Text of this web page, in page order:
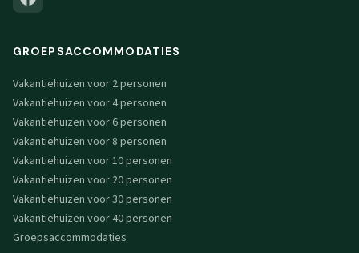
GROEPSACCOMMODATIES
Vakantiehuizen voor 2 personen
Vakantiehuizen voor 4 personen
Vakantiehuizen voor 6 personen
Vakantiehuizen voor 8 personen
Vakantiehuizen voor 10 personen
Vakantiehuizen voor 20 personen
Vakantiehuizen voor 30 personen
Vakantiehuizen voor 40 personen
Groepsaccommodaties